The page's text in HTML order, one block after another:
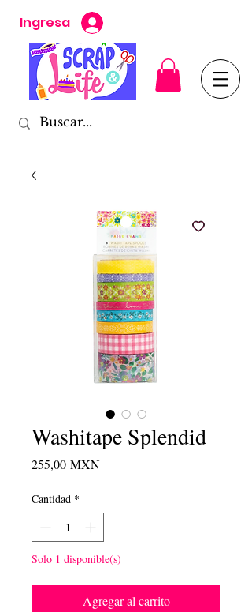
Ingresa
Washitape Splendid
255,00 MXNPrecio
Cantidad *
Solo 1 disponible(s)
Agregar al carrito